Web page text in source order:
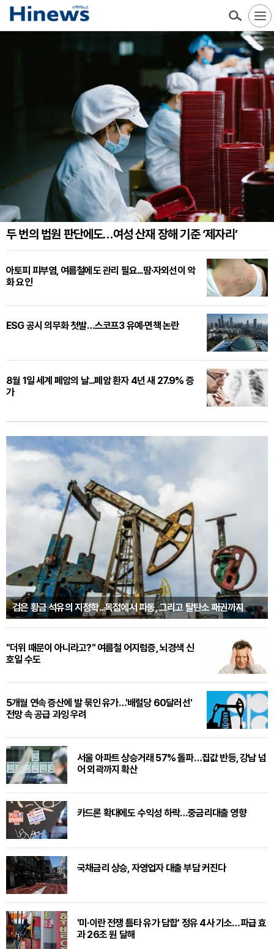
두 번의 법원 판단에도…여성 산재 장해 기준 ‘제자리’
아토피 피부염, 여름철에도 관리 필요...땀·자외선이 악
화 요인
ESG 공시 의무화 첫발…스코프3 유예·면책 논란
8월 1일 세계 폐암의 날...폐암 환자 4년 새 27.9% 증
가
검은 황금 석유의 지정학...독점에서 파동, 그리고 탈탄소 패권까지
"더위 때문이 아니라고?" 여름철 어지럼증, 뇌경색 신
호일 수도
5개월 연속 증산에 발 묶인 유가…'배럴당 60달러선'
전망 속 공급 과잉 우려
서울 아파트 상승거래 57% 돌파…집값 반등, 강남 넘
어 외곽까지 확산
카드론 확대에도 수익성 하락…중금리대출 영향
국채금리 상승, 자영업자 대출 부담 커진다
'미·이란 전쟁 틈타 유가 담합' 정유 4사 기소…파급 효
과 26조 원 달해